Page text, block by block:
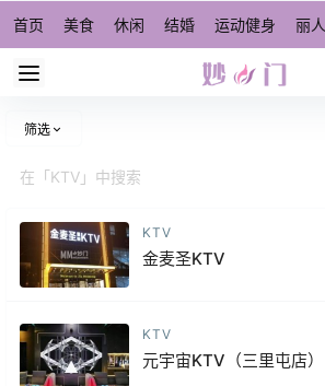
首页 美食 休闲 结婚 运动健身 丽人
筛选
KTV
金麦圣KTV
KTV
元宇宙KTV（三里屯店）